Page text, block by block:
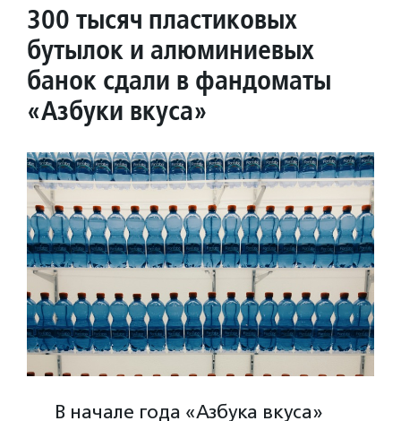
300 тысяч пластиковых
бутылок и алюминиевых
банок сдали в фандоматы
«Азбуки вкуса»
В начале года «Азбука вкуса»